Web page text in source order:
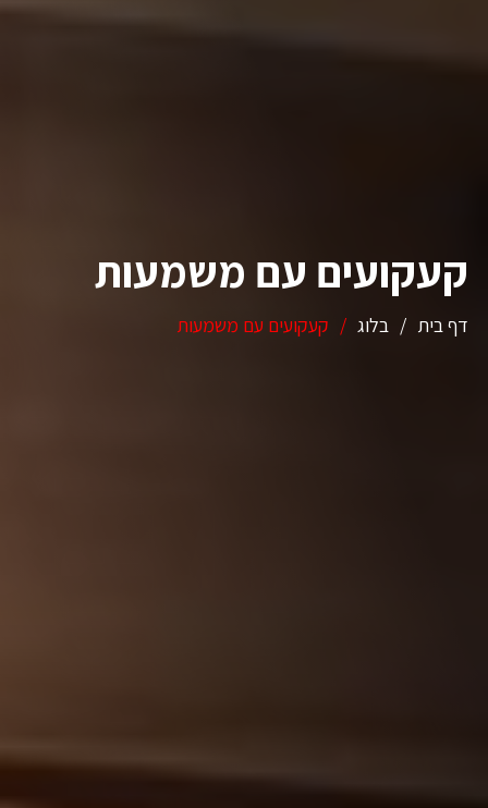
קעקועים עם משמעות
דף בית / בלוג / קעקועים עם משמעות